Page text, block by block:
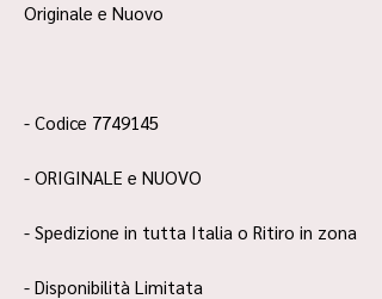
Originale e Nuovo
- Codice 7749145
- ORIGINALE e NUOVO
- Spedizione in tutta Italia o Ritiro in zona
- Disponibilità Limitata